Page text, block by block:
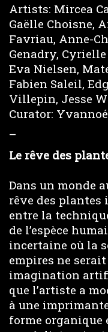
Artists: Mircea
Gaëlle Choisne,
Favriau, Anne-
Genadry,
Eva Nielsen,
Fabien Saleil,
Villepin, Jesse
Curator:
–
Le rêve des
Dans un monde
rêve des plantes
entre la
de l’espèce
incertaine où la
empires ne
imagination
que l’artiste a
à une
forme organique